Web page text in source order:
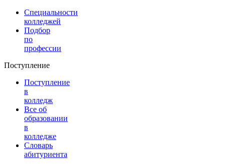
Специальности
колледжей
Подбор
по
профессии
Поступление
Поступление
в
колледж
Все об
образовании
в
колледже
Словарь
абитуриента